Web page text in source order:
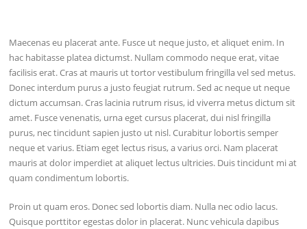
Maecenas eu placerat ante. Fusce ut neque justo, et aliquet enim. In
hac habitasse platea dictumst. Nullam commodo neque erat, vitae
facilisis erat. Cras at mauris ut tortor vestibulum fringilla vel sed metus.
Donec interdum purus a justo feugiat rutrum. Sed ac neque ut neque
dictum accumsan. Cras lacinia rutrum risus, id viverra metus dictum sit
amet. Fusce venenatis, urna eget cursus placerat, dui nisl fringilla
purus, nec tincidunt sapien justo ut nisl. Curabitur lobortis semper
neque et varius. Etiam eget lectus risus, a varius orci. Nam placerat
mauris at dolor imperdiet at aliquet lectus ultricies. Duis tincidunt mi at
quam condimentum lobortis.
Proin ut quam eros. Donec sed lobortis diam. Nulla nec odio lacus.
Quisque porttitor egestas dolor in placerat. Nunc vehicula dapibus